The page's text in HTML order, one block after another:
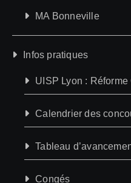
MA Bonneville
Infos pratiques
UISP Lyon :
Calendrier des
Tableau
Congés